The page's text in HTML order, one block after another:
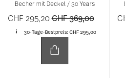
Becher mit Deckel / 30 Years
CHF 295,20Price reduced from
CHF 369,00to
30-Tage-Bestpreis: CHF 295,00